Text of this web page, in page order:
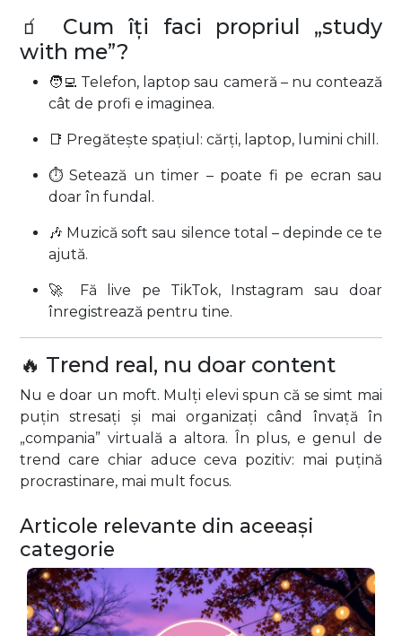
🧃 Cum îți faci propriul „study
with me”?
🧑‍💻 Telefon, laptop sau cameră – nu contează
cât de profi e imaginea.
📑 Pregătește spațiul: cărți, laptop, lumini chill.
⏱️ Setează un timer – poate fi pe ecran sau
doar în fundal.
🎶 Muzică soft sau silence total – depinde ce te
ajută.
🚀 Fă live pe TikTok, Instagram sau doar
înregistrează pentru tine.
🔥 Trend real, nu doar content
Nu e doar un moft. Mulți elevi spun că se simt mai
puțin stresați și mai organizați când învață în
„compania” virtuală a altora. În plus, e genul de
trend care chiar aduce ceva pozitiv: mai puțină
procrastinare, mai mult focus.
Articole relevante din aceeași
categorie